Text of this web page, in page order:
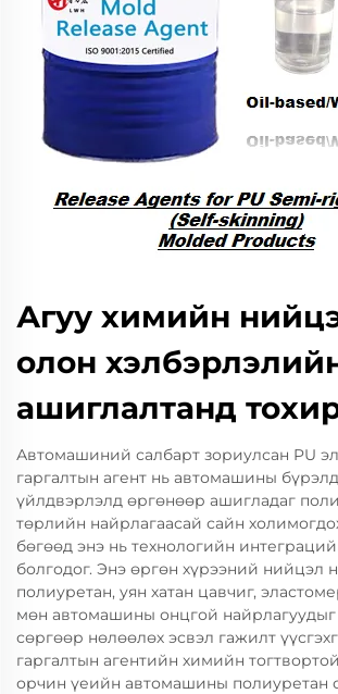
Агуу химийн
олон
ашиглалтанд
Автомашиний салбарт зориулсан PU
гаргалтын агент нь автомашины
үйлдвэрлэлд өргөнөөр ашигладаг
төрлийн найрлагаасай сайн
бөгөөд энэ нь технологийн
болгодог. Энэ өргөн хүрээний нийцэл
полиуретан, уян хатан цавчиг,
мөн автомашины онцгой найрлагуудыг
сөргөөр нөлөөлөх эсвэл гажилт
гаргалтын агентийн химийн
орчин үеийн автомашины полиуретан